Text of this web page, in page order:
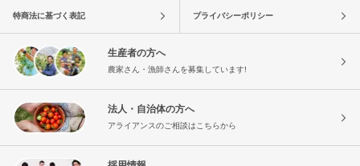
特商法に基づく表記 プライバシーポリシー
生産者の方へ
農家さん・漁師さんを募集しています!
法人・自治体の方へ
アライアンスのご相談はこちらから